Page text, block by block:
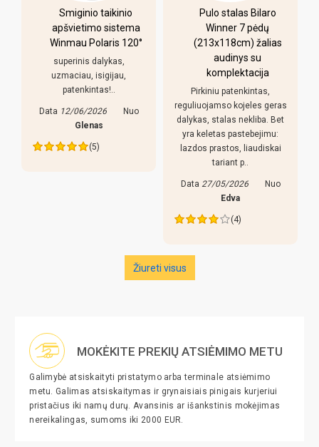
Smiginio taikinio
apšvietimo sistema
Winmau Polaris 120°
superinis dalykas,
uzmaciau, isigijau,
patenkintas!..
Data 12/06/2026
Nuo
Glenas
(5)
Pulo stalas Bilaro
Winner 7 pėdų
(213x118cm) žalias
audinys su
komplektacija
Pirkiniu patenkintas,
reguliuojamso kojeles geras
dalykas, stalas nekliba. Bet
yra keletas pastebejimu:
lazdos prastos, liaudiskai
tariant p..
Data 27/05/2026
Nuo
Edva
(4)
Žiureti visus
MOKĖKITE PREKIŲ ATSIĖMIMO METU
Galimybė atsiskaityti pristatymo arba terminale atsiėmimo
metu. Galimas atsiskaitymas ir grynaisiais pinigais kurjeriui
pristačius iki namų durų. Avansinis ar išankstinis mokėjimas
nereikalingas, sumoms iki 2000 EUR.